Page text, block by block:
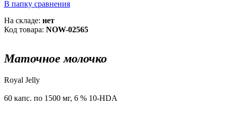
В папку сравнения
На складе: нет
Код товара: NOW-02565
Маточное молочко
Royal Jelly
60 капс. по 1500 мг, 6 % 10-HDA